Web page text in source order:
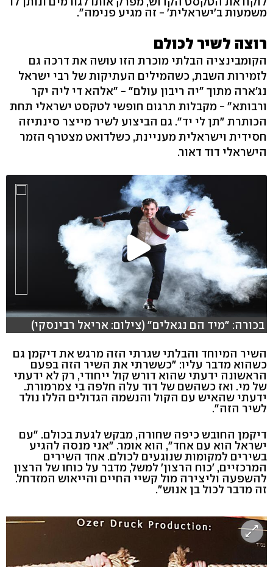
משמעות ב'ישראלית' - זה מגיע פנימה".
רוצה לשיר לכולם
הקומבינציה הבלתי מוכרת הזו עושה את דרכה גם
לזמירות השבת, כשהמילים העתיקות של רבי ישראל
נג'ארה מתוך "יה ריבון עולם" - "אלהא די ליה יקר
ורבותא" - מקבלות תרגום חופשי לטקסט ישראלי תחת
הכותרת "תן לי יד". גם הביצוע לשיר מייצר סינתיזה
חסידית וישראלית מעניינת, כשלדואט מצטרף הזמר
הישראלי דוד דאור.
בכורה: "מיד הם נגאלים" (צילום: אריאל רבינסקי)
השיר המיוחד והבלתי שגרתי הזה מרגש את דיקמן גם
כשהוא מדבר עליו: "כששרתי את השיר הזה בפעם
הראשונה ידעתי שהוא דורש קול ייחודי, רק לא ידעתי
של מי. ואז כשהשם של דוד עלה חלפה בי צמרמורת.
ידעתי שהאיש עם הקול והנשמה הגדולים הללו נולד
לשיר הזה".
דיקמן החובש כיפה שחורה, מבקש לגעת בכולם. "עם
ישראל הוא עם אחד", הוא אומר. "אני מנסה להגיע
בשירים למקומות שנוגעים לכולם. אחד השירים
המרכזיים, 'כוח הרצון' למשל, מדבר על כוחו של הרצון
להשפעה וליצירה מול קשיי החיים והייאוש המזדחל.
זה מדבר לכול בן אנוש".